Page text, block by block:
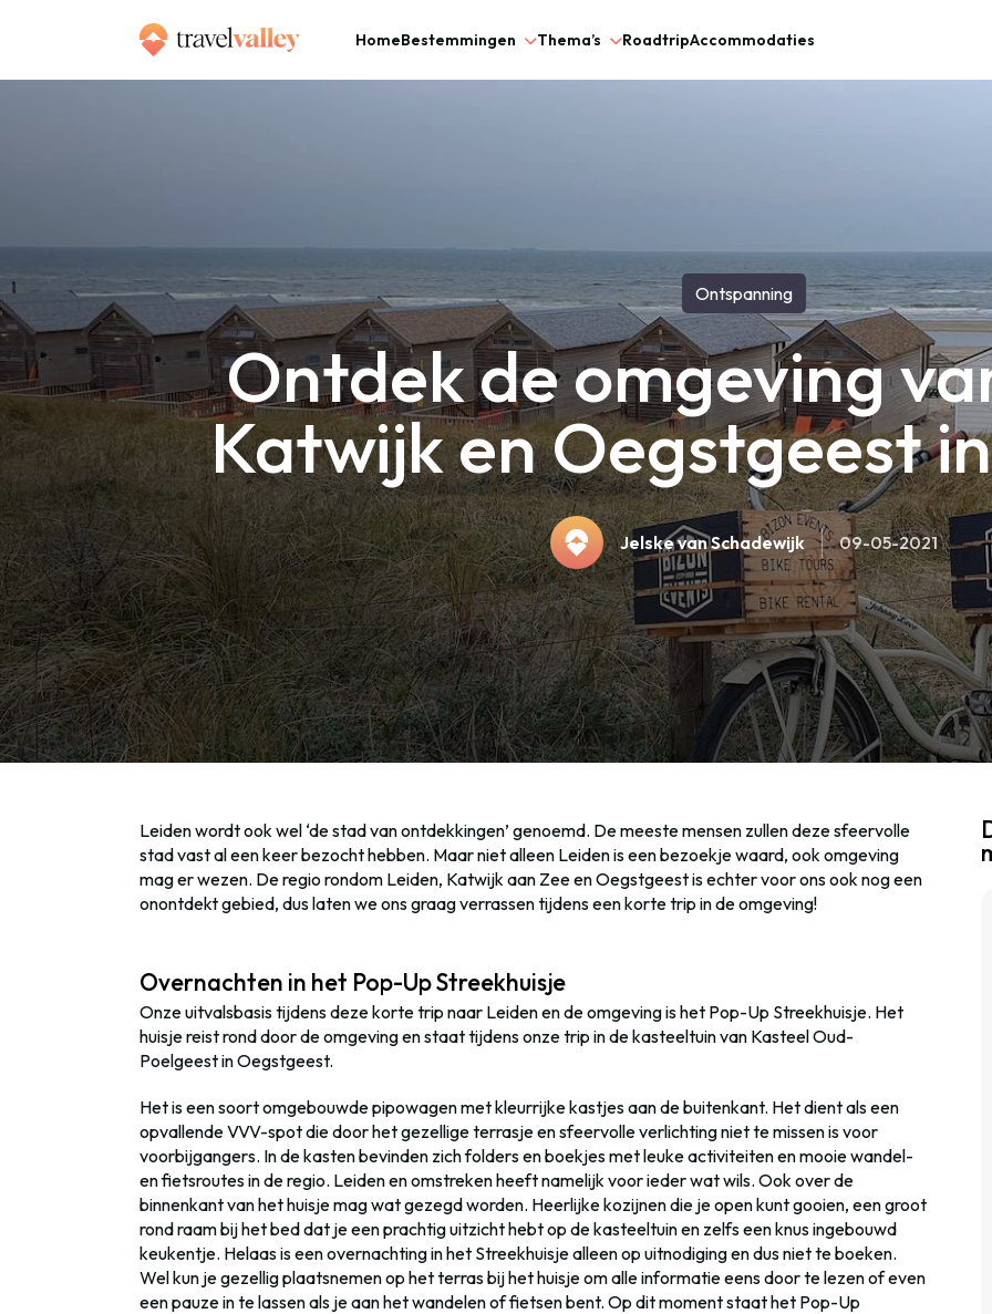
HomeBestemmingen Thema’s RoadtripAccommodaties
Ontspanning
Ontdek de omgeving
Katwijk en Oegstgeest
Jelske van Schadewijk 09-05-2021
Leiden wordt ook wel ‘de stad van ontdekkingen’ genoemd. De meeste mensen zullen deze sfeervolle
stad vast al een keer bezocht hebben. Maar niet alleen Leiden is een bezoekje waard, ook omgeving
mag er wezen. De regio rondom Leiden, Katwijk aan Zee en Oegstgeest is echter voor ons ook nog een
onontdekt gebied, dus laten we ons graag verrassen tijdens een korte trip in de omgeving!
Overnachten in het Pop-Up Streekhuisje
Onze uitvalsbasis tijdens deze korte trip naar Leiden en de omgeving is het Pop-Up Streekhuisje. Het
huisje reist rond door de omgeving en staat tijdens onze trip in de kasteeltuin van Kasteel Oud-
Poelgeest in Oegstgeest.
Het is een soort omgebouwde pipowagen met kleurrijke kastjes aan de buitenkant. Het dient als een
opvallende VVV-spot die door het gezellige terrasje en sfeervolle verlichting niet te missen is voor
voorbijgangers. In de kasten bevinden zich folders en boekjes met leuke activiteiten en mooie wandel-
en fietsroutes in de regio. Leiden en omstreken heeft namelijk voor ieder wat wils. Ook over de
binnenkant van het huisje mag wat gezegd worden. Heerlijke kozijnen die je open kunt gooien, een groot
rond raam bij het bed dat je een prachtig uitzicht hebt op de kasteeltuin en zelfs een knus ingebouwd
keukentje. Helaas is een overnachting in het Streekhuisje alleen op uitnodiging en dus niet te boeken.
Wel kun je gezellig plaatsnemen op het terras bij het huisje om alle informatie eens door te lezen of even
een pauze in te lassen als je aan het wandelen of fietsen bent. Op dit moment staat het Pop-Up